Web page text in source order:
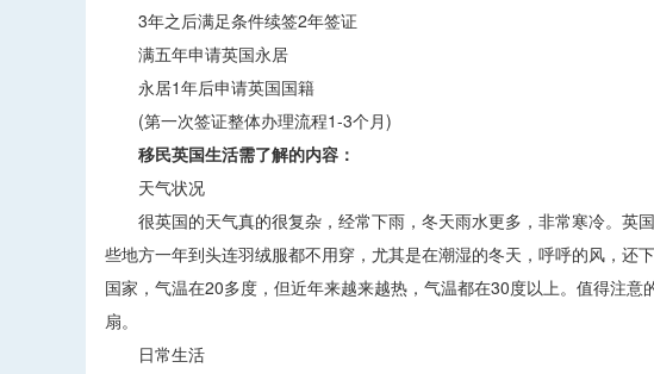
3年之后满足条件续签2年签证
满五年申请英国永居
永居1年后申请英国国籍
(第一次签证整体办理流程1-3个月)
移民英国生活需了解的内容：
天气状况
很英国的天气真的很复杂，经常下雨，冬天雨水更多，非常寒冷。英
些地方一年到头连羽绒服都不用穿，尤其是在潮湿的冬天，呼呼的风，
国家，气温在20多度，但近年来越来越热，气温都在30度以上。值得注
扇。
日常生活